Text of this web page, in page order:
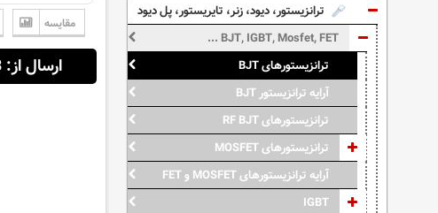
مقایسه
ارسال از: 3 روز کاری دیگر
ترانزیستور، دیود، زنر، تایریستور، پل دیود
BJT, IGBT, Mosfet, FET ...
ترانزیستورهای BJT
آرایه ترانزیستور BJT
ترانزیستورهای RF BJT
ترانزیستورهای MOSFET
آرایه ترانزیستورهای MOSFET و FET
IGBT